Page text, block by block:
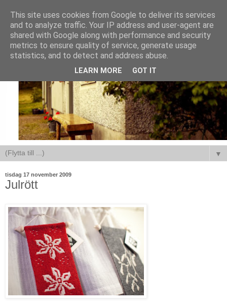
▼
tisdag 17 november 2009
Julrött
This site uses cookies from Google to deliver its services
and to analyze traffic. Your IP address and user-agent are
shared with Google along with performance and security
metrics to ensure quality of service, generate usage
statistics, and to detect and address abuse.
LEARN MORE GOT IT